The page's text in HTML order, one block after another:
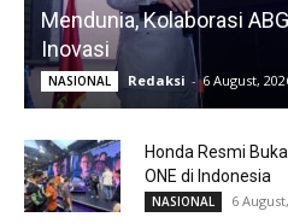
Mendunia, Kolaborasi
Inovasi
NASIONAL Redaksi - 6 August,
Honda Resmi
ONE di Indonesia
NASIONAL 6